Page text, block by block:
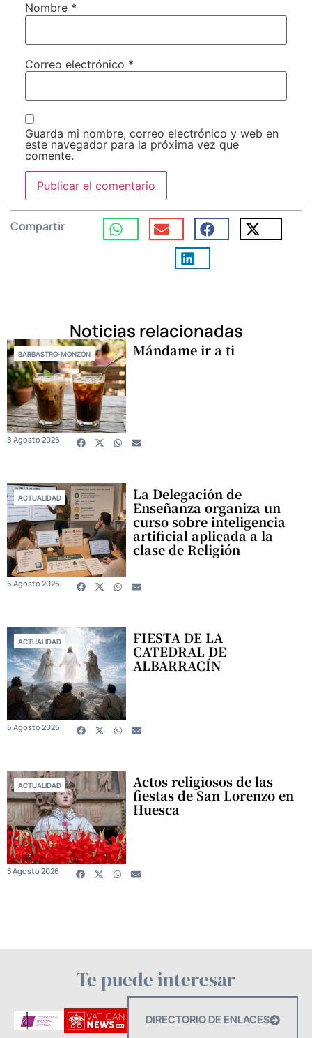
Nombre *
Correo electrónico *
Guarda mi nombre, correo electrónico y web en
este navegador para la próxima vez que
comente.
Compartir
Noticias relacionadas
BARBASTRO-MONZÓN Mándame ir a ti
8 Agosto 2026
ACTUALIDAD La Delegación de
Enseñanza organiza un
curso sobre inteligencia
artificial aplicada a la
clase de Religión
6 Agosto 2026
ACTUALIDAD FIESTA DE LA
CATEDRAL DE
ALBARRACÍN
6 Agosto 2026
ACTUALIDAD Actos religiosos de las
fiestas de San Lorenzo en
Huesca
5 Agosto 2026
Te puede interesar
DIRECTORIO DE ENLACES